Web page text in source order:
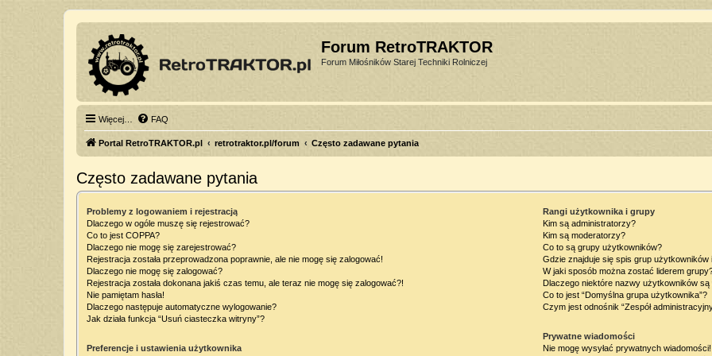
Forum RetroTRAKTOR
Forum Miłośników Starej Techniki Rolniczej
Więcej… FAQ
Portal RetroTRAKTOR.pl retrotraktor.pl/forum Często zadawane pytania
Często zadawane pytania
Problemy z logowaniem i rejestracją
Dlaczego w ogóle muszę się rejestrować?
Co to jest COPPA?
Dlaczego nie mogę się zarejestrować?
Rejestracja została przeprowadzona poprawnie, ale nie mogę się zalogować!
Dlaczego nie mogę się zalogować?
Rejestracja została dokonana jakiś czas temu, ale teraz nie mogę się zalogować?!
Nie pamiętam hasła!
Dlaczego następuje automatyczne wylogowanie?
Jak działa funkcja “Usuń ciasteczka witryny”?
Preferencje i ustawienia użytkownika
Rangi użytkownika i grupy
Kim są administratorzy?
Kim są moderatorzy?
Co to są grupy użytkowników?
Gdzie znajduje się spis grup użytkowników
W jaki sposób można zostać liderem
Dlaczego niektóre nazwy użytkowników
Co to jest “Domyślna grupa użytkownika”?
Czym jest odnośnik “Zespół
Prywatne wiadomości
Nie mogę wysyłać prywatnych wiadomości!